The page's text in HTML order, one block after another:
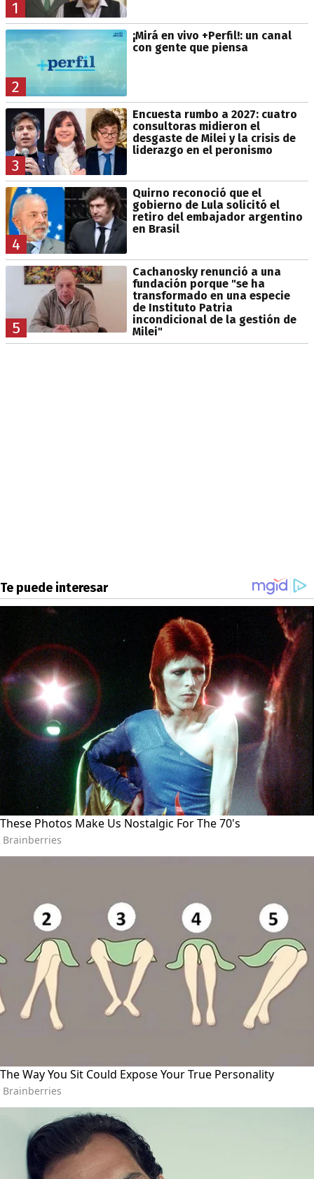
1
2
¡Mirá en vivo +Perfil!: un canal
con gente que piensa
3
Encuesta rumbo a 2027: cuatro
consultoras midieron el
desgaste de Milei y la crisis de
liderazgo en el peronismo
4
Quirno reconoció que el
gobierno de Lula solicitó el
retiro del embajador argentino
en Brasil
5
Cachanosky renunció a una
fundación porque "se ha
transformado en una especie
de Instituto Patria
incondicional de la gestión de
Milei"